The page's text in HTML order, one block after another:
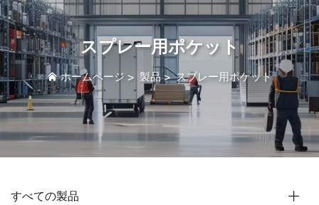
スプレー用ポケット
ホームページ > 製品>スプレー用ポケット
すべての製品